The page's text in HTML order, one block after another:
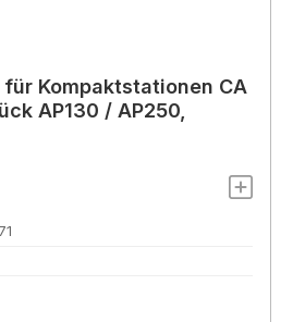
Kompaktstationen CA
AP130 / AP250,